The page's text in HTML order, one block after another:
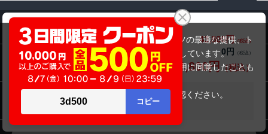
富士通 LIFEBOOK AH77/D1（第8世代CPU）
商品価格(税込) 43,800円
45,800円
オプション小計価格(税込)
0円
商品合計価格(税込)
43,800円
在庫がありません
商品のご案内
パソコン市場について
パソコン販売以外のサービス
当サイトでは利用体験の向上およびコンテンツの最適な提供、ト
ラフィックの分析を目的としてCookieを使用しています。
サイトの閲覧を継続された場合、Cookieの利用に同意したことも
のといたします。
をご確認ください。
承諾する